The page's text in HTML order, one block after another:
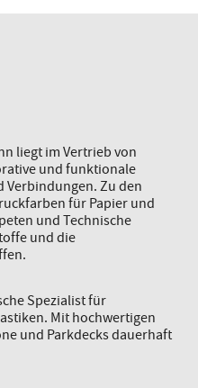
liegt im Vertrieb von
und funktionale
Verbindungen. Zu den
für Papier und
und Technische
und die
Spezialist für
Mit hochwertigen
und Parkdecks dauerhaft